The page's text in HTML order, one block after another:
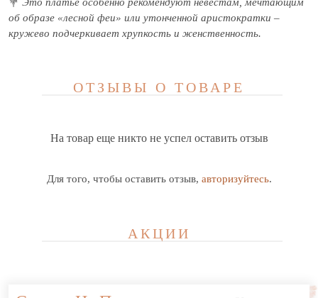
об образе «лесной феи» или утонченной аристократки –
кружево подчеркивает хрупкость и женственность.
ОТЗЫВЫ О ТОВАРЕ
На товар еще никто не успел оставить отзыв
Для того, чтобы оставить отзыв, авторизуйтесь.
АКЦИИ